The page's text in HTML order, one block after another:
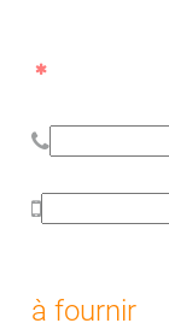
à fournir